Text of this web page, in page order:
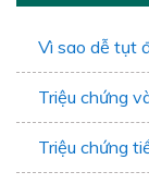
Vì sao dễ tụt
Triệu chứng
Triệu chứng